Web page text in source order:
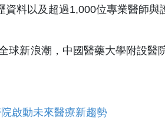
資料以及超過1,000位專業醫師
球新浪潮，中國醫藥大學附設
啟動未來醫療新趨勢